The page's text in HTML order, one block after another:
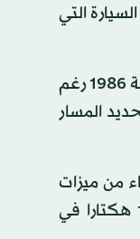
التي
كما عاين الوفد الصيني مسلك إنجاز مشروع السكة الحديدية الرابط بين قابس ومدنين، وهو مشروع معطل منذ سنة 1986 رغم
المسار
من ميزات
وزار فضاء الأنشطة الاقتصادية في انتظار إقرار مشروع لتطوير المنطقة الاقتصادية بجرجيس على مساحة 150 هكتارا في